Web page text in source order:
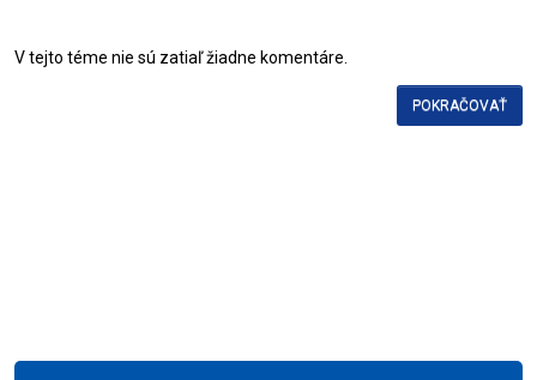
V tejto téme nie sú zatiaľ žiadne komentáre.
POKRAČOVAŤ